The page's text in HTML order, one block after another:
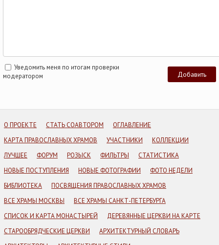
Уведомить меня по итогам проверки
модератором
О ПРОЕКТЕ СТАТЬ СОАВТОРОМ
ОГЛАВЛЕНИЕ
КАРТА ПРАВОСЛАВНЫХ ХРАМОВ
УЧАСТНИКИ
КОЛЛЕКЦИИ
ЛУЧШЕЕ
ФОРУМ РОЗЫСК ФИЛЬТРЫ
СТАТИСТИКА
НОВЫЕ ПОСТУПЛЕНИЯ
НОВЫЕ ФОТОГРАФИИ
ФОТО НЕДЕЛИ
БИБЛИОТЕКА
ПОСВЯЩЕНИЯ ПРАВОСЛАВНЫХ ХРАМОВ
ВСЕ ХРАМЫ МОСКВЫ
ВСЕ ХРАМЫ САНКТ-ПЕТЕРБУРГА
СПИСОК И КАРТА МОНАСТЫРЕЙ
ДЕРЕВЯННЫЕ ЦЕРКВИ НА КАРТЕ
СТАРООБРЯДЧЕСКИЕ ЦЕРКВИ
АРХИТЕКТУРНЫЙ СЛОВАРЬ